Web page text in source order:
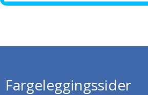
Fargeleggingssider